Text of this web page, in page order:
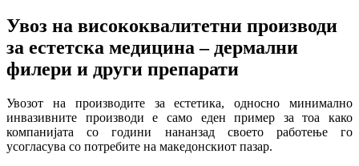
Увоз на висококвалитетни производи
за естетска медицина–дермални
филери и други препарати
Увозот на производите за естетика, односно минимално
инвазивните производи е само еден пример за тоа како
компанијата со години нананзад своето работење го
усогласува со потребите на македонскиот пазар.